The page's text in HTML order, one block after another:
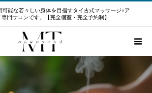
可能な若々しい身体を目指すタイ古式マッサージ×ア
専門サロンです。【完全個室・完全予約制】